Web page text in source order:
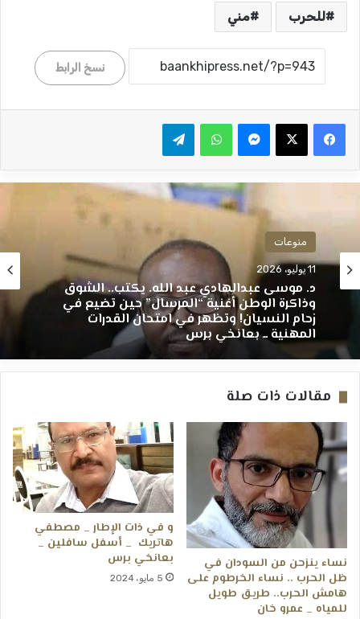
للحرب مني
نسخ الرابط
واتساب
منوعات
11 يوليو، 2026
د. موسى عبدالهادي عبد الله. يكتب.. الشوق
وذاكرة الوطن أغنية “المرسال” حين تضيع في
زحام النسيان! وتظهر في امتحان القدرات
المهنية ــ بعانخي برس
مقالات ذات صلة
نساء ينزحن من السودان في
ظل الحرب .. نساء الخرطوم على
هامش الحرب.. طريق طويل
للمياه _ عمرو خان
و في ذات الإطار _ مصطفي
هاتريك _ أسفل سافلين _
بعانخي برس
5 مايو، 2024